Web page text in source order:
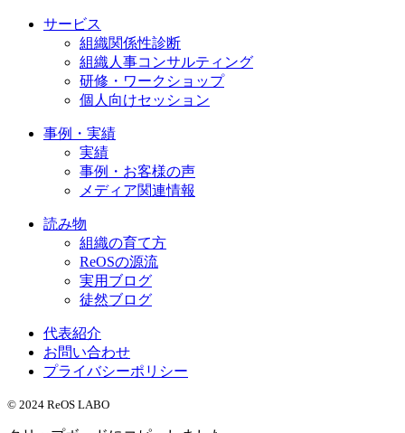
サービス
組織関係性診断
組織人事コンサルティング
研修・ワークショップ
個人向けセッション
事例・実績
実績
事例・お客様の声
メディア関連情報
読み物
組織の育て方
ReOSの源流
実用ブログ
徒然ブログ
代表紹介
お問い合わせ
プライバシーポリシー
© 2024 ReOS LABO